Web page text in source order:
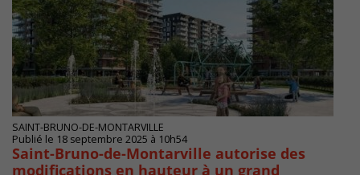
SAINT-BRUNO-DE-MONTARVILLE
Publié le 18 septembre 2025 à 10h54
Saint-Bruno-de-Montarville autorise des
modifications en hauteur à un grand